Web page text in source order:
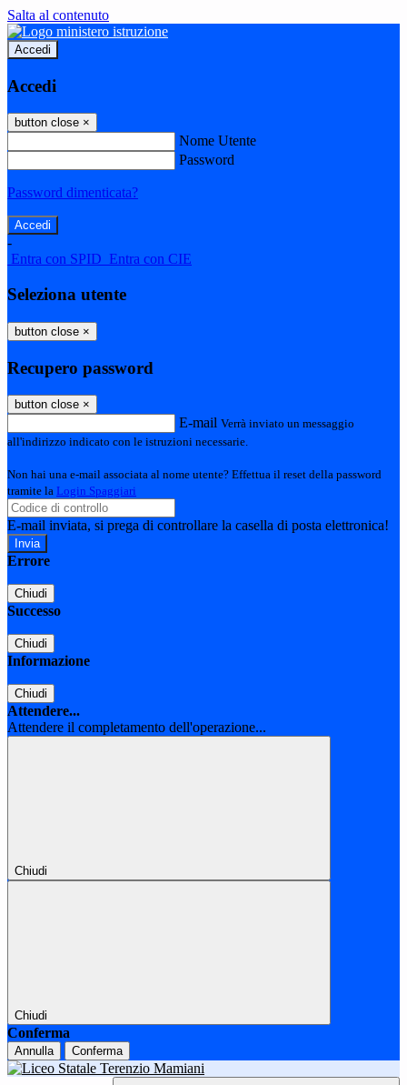
Salta al contenuto
Accedi
Accedi
button close ×
Nome Utente
Password
Password dimenticata?
-
Entra con SPID Entra con CIE
Seleziona utente
button close ×
Recupero password
button close ×
E-mail Verrà inviato un messaggio
all'indirizzo indicato con le istruzioni necessarie.
Non hai una e-mail associata al nome utente? Effettua il reset della password
tramite la Login Spaggiari
E-mail inviata, si prega di controllare la casella di posta elettronica!
Errore
Chiudi
Successo
Chiudi
Informazione
Chiudi
Attendere...
Attendere il completamento dell'operazione...
Chiudi
Chiudi
Conferma
Annulla Conferma